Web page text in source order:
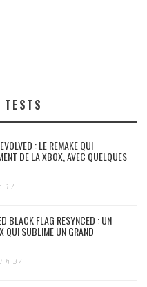
TESTS
: LE REMAKE QUI
DE LA XBOX, AVEC QUELQUES
17
BLACK FLAG RESYNCED : UN
QUI SUBLIME UN GRAND
h 37